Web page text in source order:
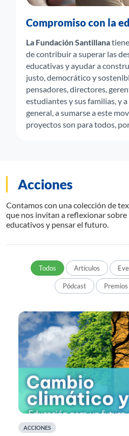
Compromiso con la
La Fundación Santillana
de contribuir a superar las
educativas y ayudar a
justo, democrático y
pensadores, directores,
estudiantes y sus familias, y
general, a sumarse a este
proyectos son para todos,
Acciones
Contamos con una colección de
que nos invitan a reflexionar sobre
educativos y pensar el futuro.
Todos Artículos
Pódcast Premios
ACCIONES